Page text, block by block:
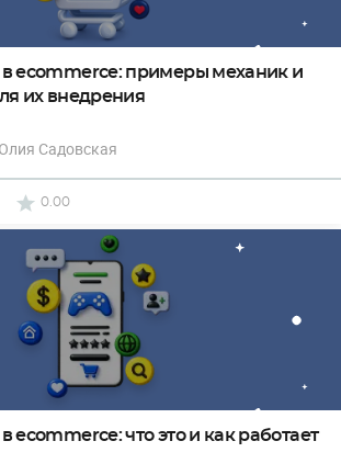
ecommerce: примеры механик и
их внедрения
Садовская
0.00
ecommerce: что это и как работает